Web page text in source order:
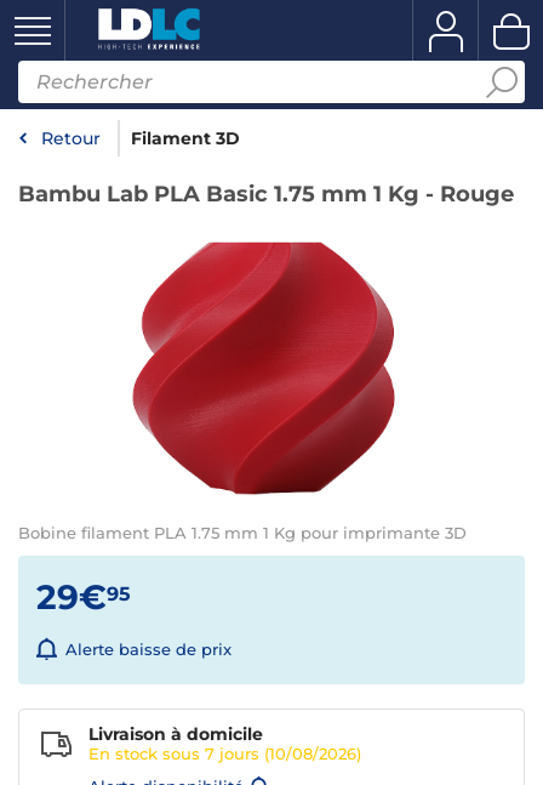
Retour Filament 3D
Bambu Lab PLA Basic 1.75 mm 1 Kg - Rouge
Bobine filament PLA 1.75 mm 1 Kg pour imprimante 3D
29€95
Alerte baisse de prix
Livraison à domicile
En stock sous 7 jours (10/08/2026)